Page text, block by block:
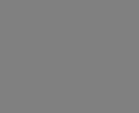
öffnen